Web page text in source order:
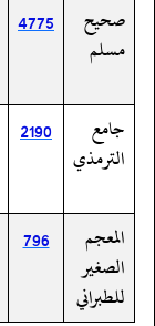
صحيح
مسلم
4775
جامع
الترمذي
2190
المعجم
الصغير
للطبراني
796